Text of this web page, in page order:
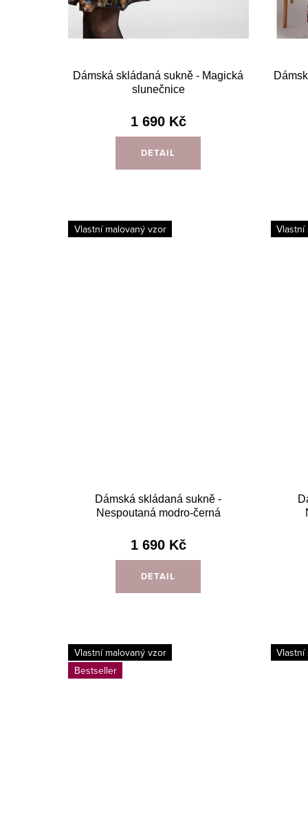
ů
Dámská skládaná sukně - Magická
slunečnice
1 690 Kč
DETAIL
Vlastní malovaný vzor
Dámská skládaná sukně -
Nespoutaná modro-černá
1 690 Kč
DETAIL
Vlastní
Vlastní malovaný vzor
Bestseller
Vlastní